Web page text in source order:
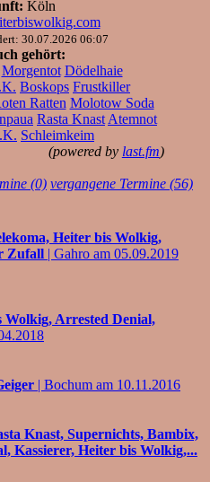
Köln
30.07.2026 06:07
gehört:
Morgentot Dödelhaie
Boskops Frustkiller
Ratten Molotow Soda
Rasta Knast Atemnot
Schleimkeim
(powered by last.fm)
(0) vergangene Termine (56)
Heiter bis Wolkig,
Zufall | Gahro am 05.09.2019
Arrested Denial,
| Bochum am 10.11.2016
Knast, Supernichts, Bambix,
Kassierer, Heiter bis Wolkig,...